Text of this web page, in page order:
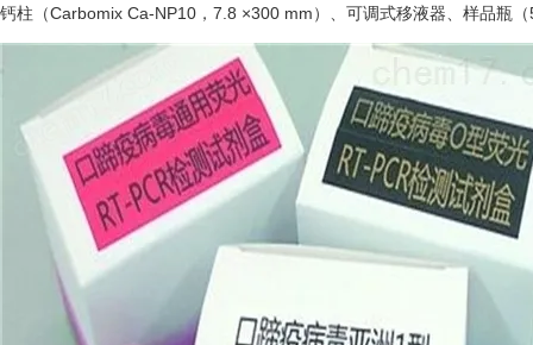
钙柱（Carbomix Ca-NP10，7.8 ×300 mm）、可调式移液器、样品瓶